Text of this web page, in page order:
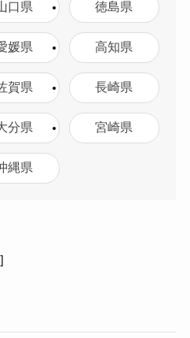
口県 徳島県
媛県 高知県
賀県 長崎県
分県 宮崎県
縄県